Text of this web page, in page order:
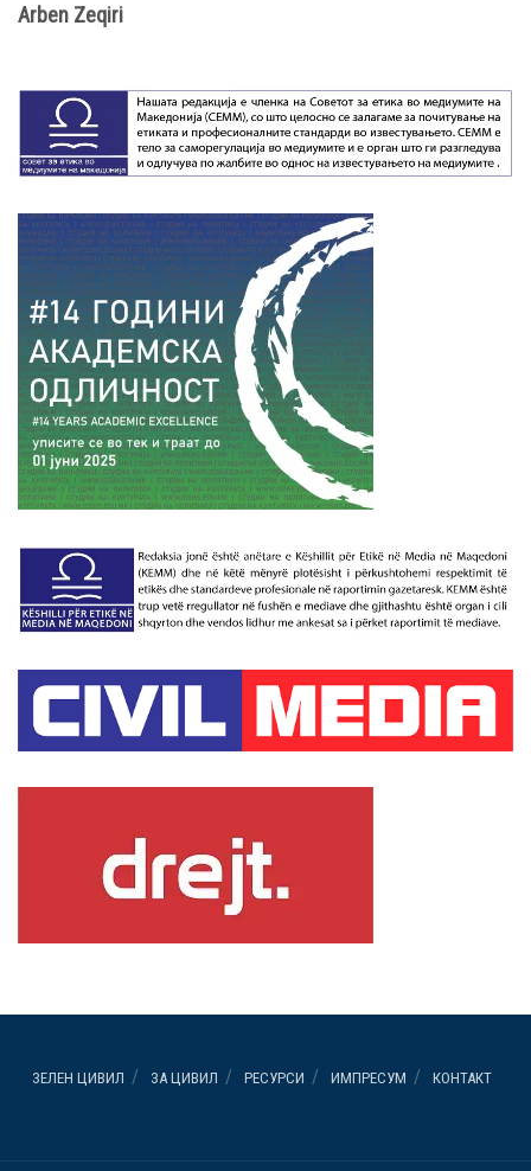
Arben Zeqiri
ЗЕЛЕН ЦИВИЛ ЗА ЦИВИЛ РЕСУРСИ ИМПРЕСУМ КОНТАКТ